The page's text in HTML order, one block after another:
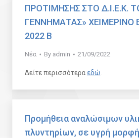
ΠΡΟΤΙΜΗΣΗΣ ΣΤΟ Δ.Ι.Ε.Κ.
ΓΕΝΝΗΜΑΤΑΣ»
2022 Β
Νέα By admin 21/09/2022
Δείτε περισσότεραεδώ
Προμήθεια αναλώσιμων
πλυντηρίων, σε υγρή